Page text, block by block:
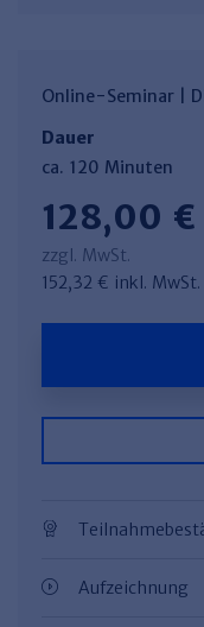
Online-Seminar |
Dauer
ca. 120 Minuten
128,00 €
zzgl. MwSt.
152,32 € inkl. MwSt.
Aufzeichnung